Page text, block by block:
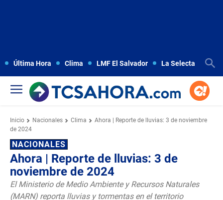
Última Hora Clima LMF El Salvador La Selecta
Inicio Nacionales Clima
Ahora | Reporte de lluvias: 3 de noviembre
de 2024
NACIONALES
Ahora | Reporte de lluvias: 3 de
noviembre de 2024
El Ministerio de Medio Ambiente y Recursos Naturales
(MARN) reporta lluvias y tormentas en el territorio